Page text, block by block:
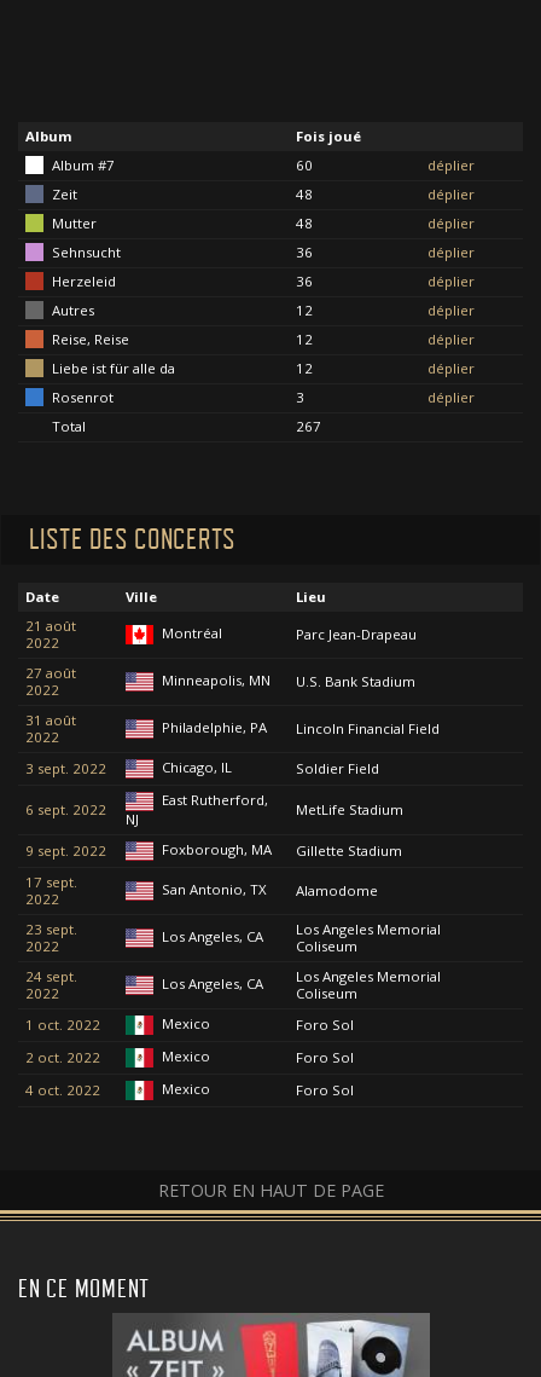
Album
Fois joué
Album #7
60
déplier
Zeit
48
déplier
Mutter
48
déplier
Sehnsucht
36
déplier
Herzeleid
36
déplier
Autres
12
déplier
Reise, Reise
12
déplier
Liebe ist für alle da
12
déplier
Rosenrot
3
déplier
Total
267
LISTE DES CONCERTS
Date Ville
Lieu
21 août
2022
Montréal Parc Jean-Drapeau
27 août
2022
Minneapolis, MN U.S. Bank Stadium
31 août
2022
Philadelphie, PA Lincoln Financial Field
3 sept. 2022 Chicago, IL Soldier Field
6 sept. 2022
East Rutherford,
NJ
MetLife Stadium
9 sept. 2022 Foxborough, MA
Gillette Stadium
17 sept.
2022
San Antonio, TX Alamodome
23 sept.
2022
Los Angeles, CA
Los Angeles Memorial
Coliseum
24 sept.
2022
Los Angeles, CA
Los Angeles Memorial
Coliseum
1 oct. 2022
Mexico
Foro Sol
2 oct. 2022
Mexico
Foro Sol
4 oct. 2022
Mexico Foro Sol
RETOUR EN HAUT DE PAGE
EN CE MOMENT